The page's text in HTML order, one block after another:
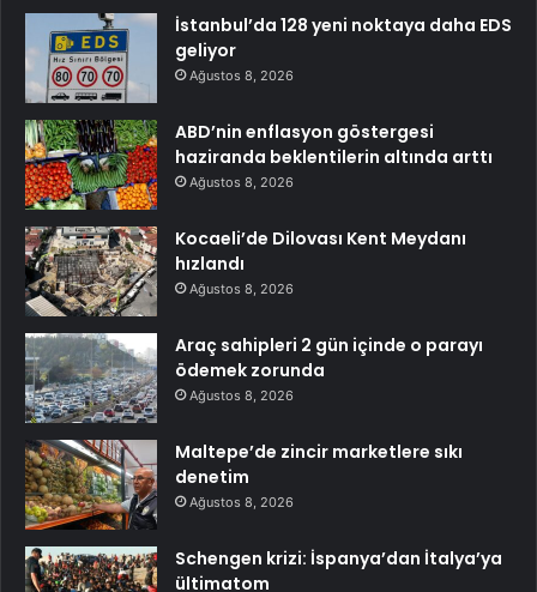
İstanbul’da 128 yeni noktaya daha EDS
geliyor
Ağustos 8, 2026
ABD’nin enflasyon göstergesi
haziranda beklentilerin altında arttı
Ağustos 8, 2026
Kocaeli’de Dilovası Kent Meydanı
hızlandı
Ağustos 8, 2026
Araç sahipleri 2 gün içinde o parayı
ödemek zorunda
Ağustos 8, 2026
Maltepe’de zincir marketlere sıkı
denetim
Ağustos 8, 2026
Schengen krizi: İspanya’dan İtalya’ya
ültimatom